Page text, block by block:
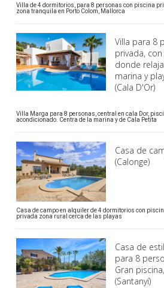
Villa de 4 dormitorios, para 8 personas con piscina
zona tranquila en Porto Colom, Mallorca
Villa para 8
privada,
donde
marina y
(Cala D'Or)
Villa Marga para 8 personas, central en cala Dor,
acondicionado. Centra de la marina y de Cala Petita
Casa de
(Calonge)
Casa de campo en alquiler de 4 dormitorios con
privada zona rural cerca de las playas
Casa de
para 8
Gran
(Santanyí)